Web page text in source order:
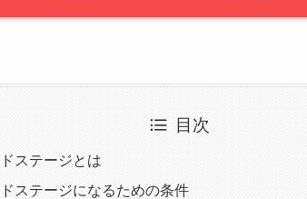
目次
ステージとは
ステージになるための条件